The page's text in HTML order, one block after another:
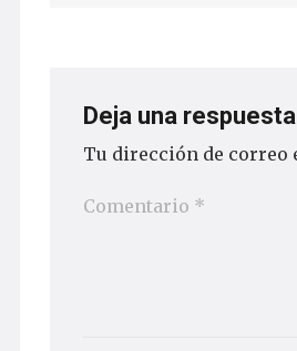
Deja una respuesta
Tu dirección de correo